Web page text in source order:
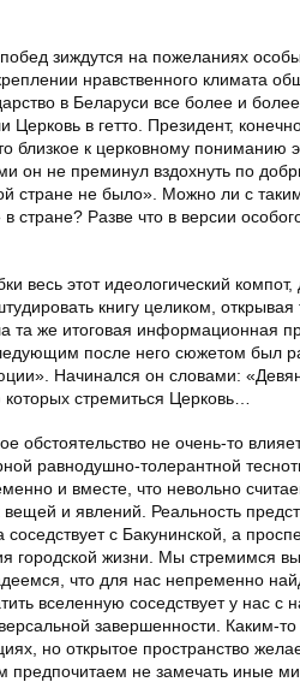
зиждутся на пожеланиях
нравственного климата
в Беларуси все более и
Церковь в гетто. Президент,
близкое к церковному
он не преминул вздохнуть по
стране не было». Можно ли с
стране? Разве что в версии
весь этот идеологический
книгу целиком,
та же итоговая информационная
после него сюжетом был
Начинался он словами:
стремиться Церковь…
обстоятельство не очень-то
равнодушно-толерантной
и вместе, что невольно
и явлений. Реальность
соседствует с Бакунинской, а
городской жизни. Мы стремимся
что для нас непременно
вселенную соседствует у нас с
завершенности.
но открытое пространство
предпочитаем не замечать иные